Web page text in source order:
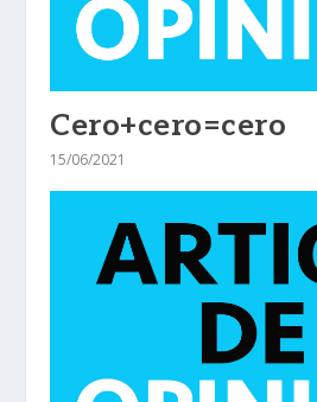
Cero+cero=cero
15/06/2021